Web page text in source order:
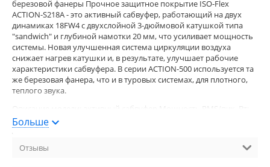
березовой фанеры Прочное защитное покрытие ISO-Flex
ACTION-S218А - это активный сабвуфер, работающий на двух
динамиках 18FW4 с двухслойной 3-дюймовой катушкой типа
"sandwich" и глубиной намотки 20 мм, что усиливает мощность
системы. Новая улучшенная система циркуляции воздуха
снижает нагрев катушки и, в результате, улучшает рабочие
характеристики сабвуфера. В серии ACTION-500 используется та
же березовая фанера, что и в туровых системах, для плотного,
теплого звука.
Описание модели: активный сабвуфер Мощность RMS/пик, Вт:
3200 Вт пик Класс усилителя: D Звуковое давление (SPL 1 Вт/1 м),
дБ: 140 Спикеры: 2 x 18" 18FW4 Частотный диапазон, Гц: 35 - 125
powerCON Выход: LOOP THRU: 2 х Male XLR AC OUTPUT:
Больше
Отзывы